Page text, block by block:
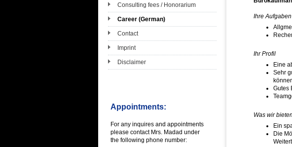
Consulting fees / Honorarium
Career (German)
Contact
Imprint
Disclaimer
Appointments:
For any inquires and appointments
please contact Mrs. Madad under
the following phone number:
Ihre Aufgaben
Ihr Profil
Eine
Sehr
Gutes
Was wir bieten
Ein
Die